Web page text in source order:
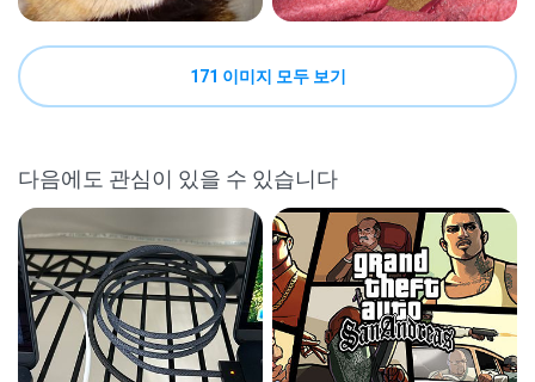
171 이미지 모두 보기
다음에도 관심이 있을 수 있습니다